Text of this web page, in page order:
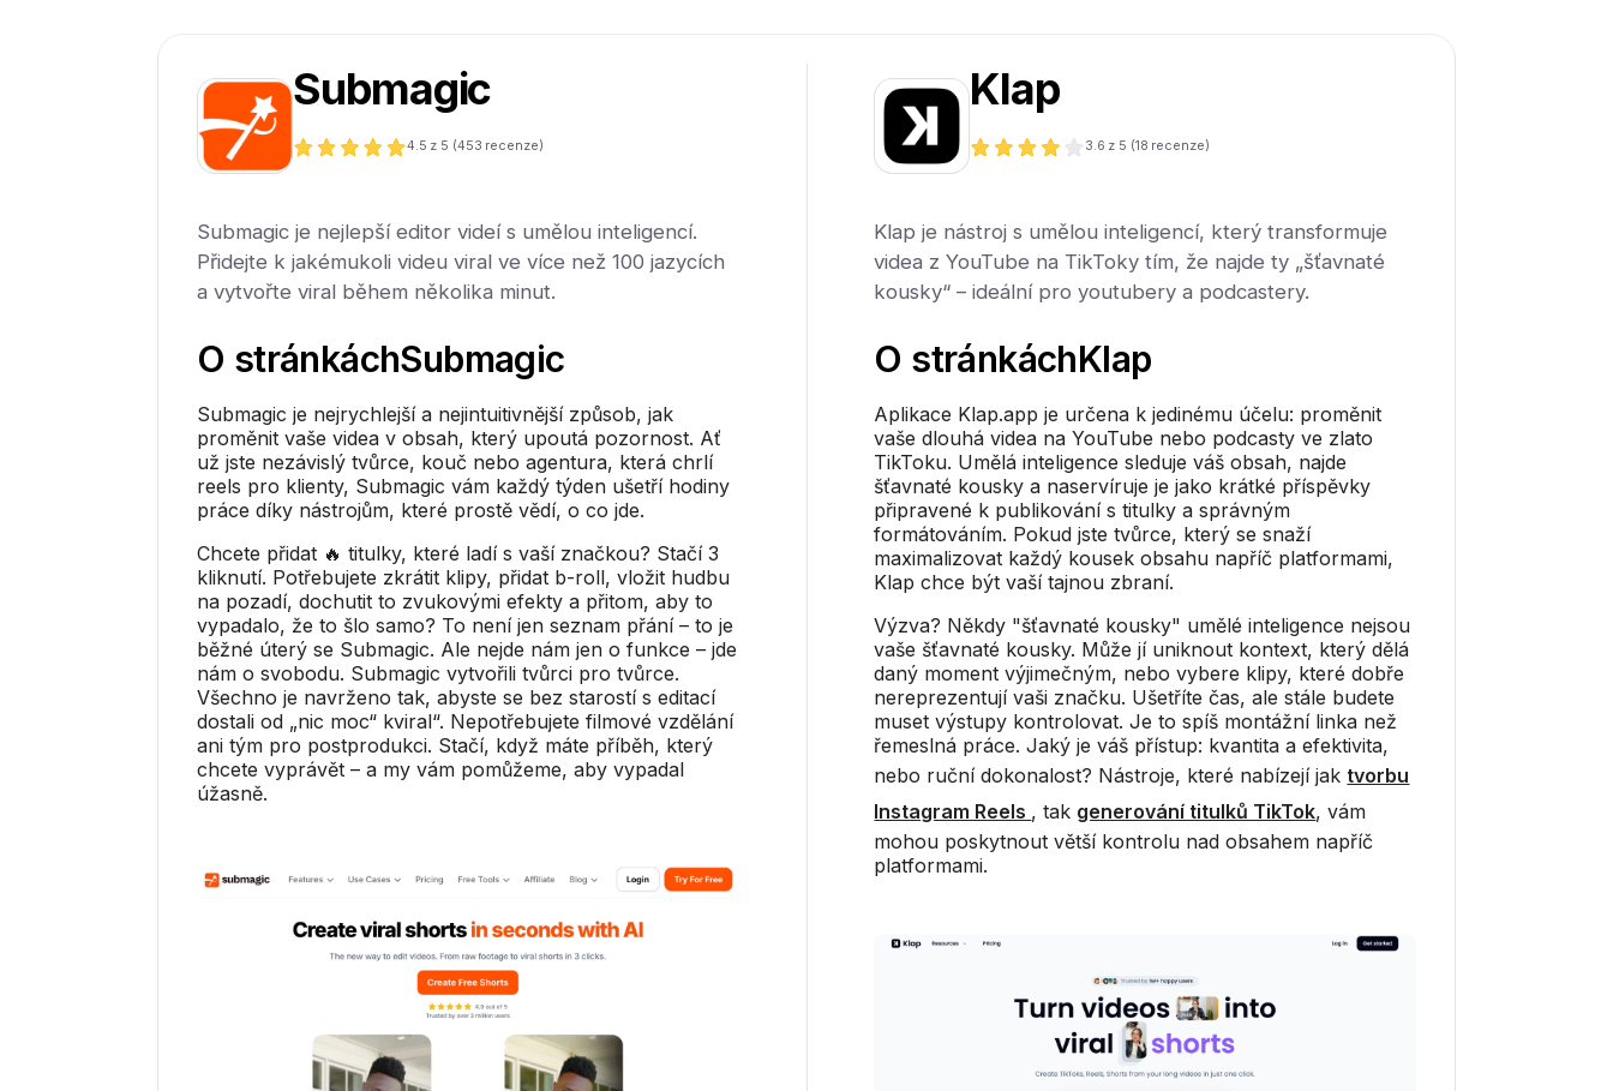
Submagic
4.5 z 5 (453 recenze)
Submagic je nejlepší editor videí s umělou inteligencí.
Přidejte k jakémukoli videu viral ve více než 100 jazycích
a vytvořte viral během několika minut.
O stránkáchSubmagic
Submagic je nejrychlejší a nejintuitivnější způsob, jak
proměnit vaše videa v obsah, který upoutá pozornost. Ať
už jste nezávislý tvůrce, kouč nebo agentura, která chrlí
reels pro klienty, Submagic vám každý týden ušetří hodiny
práce díky nástrojům, které prostě vědí, o co jde.
Chcete přidat 🔥 titulky, které ladí s vaší značkou? Stačí 3
kliknutí. Potřebujete zkrátit klipy, přidat b-roll, vložit hudbu
na pozadí, dochutit to zvukovými efekty a přitom, aby to
vypadalo, že to šlo samo? To není jen seznam přání – to je
běžné úterý se Submagic. Ale nejde nám jen o funkce – jde
nám o svobodu. Submagic vytvořili tvůrci pro tvůrce.
Všechno je navrženo tak, abyste se bez starostí s editací
dostali od „nic moc“ kviral“. Nepotřebujete filmové vzdělání
ani tým pro postprodukci. Stačí, když máte příběh, který
chcete vyprávět – a my vám pomůžeme, aby vypadal
úžasně.
Klap
3.6 z 5 (18 recenze)
Klap je nástroj s umělou inteligencí, který transformuje
videa z YouTube na TikToky tím, že najde ty „šťavnaté
kousky“ – ideální pro youtubery a podcastery.
O stránkáchKlap
Aplikace Klap.app je určena k jedinému účelu: proměnit
vaše dlouhá videa na YouTube nebo podcasty ve zlato
TikToku. Umělá inteligence sleduje váš obsah, najde
šťavnaté kousky a naservíruje je jako krátké příspěvky
připravené k publikování s titulky a správným
formátováním. Pokud jste tvůrce, který se snaží
maximalizovat každý kousek obsahu napříč platformami,
Klap chce být vaší tajnou zbraní.
Výzva? Někdy "šťavnaté kousky" umělé inteligence nejsou
vaše šťavnaté kousky. Může jí uniknout kontext, který dělá
daný moment výjimečným, nebo vybere klipy, které dobře
nereprezentují vaši značku. Ušetříte čas, ale stále budete
muset výstupy kontrolovat. Je to spíš montážní linka než
řemeslná práce. Jaký je váš přístup: kvantita a efektivita,
nebo ruční dokonalost? Nástroje, které nabízejí jak tvorbu
Instagram Reels , tak generování titulků TikTok, vám
mohou poskytnout větší kontrolu nad obsahem napříč
platformami.